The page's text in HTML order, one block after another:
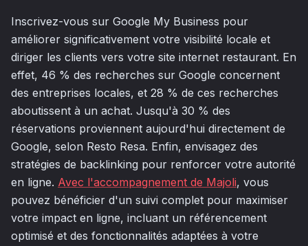
Inscrivez-vous sur Google My Business pour
améliorer significativement votre visibilité locale et
diriger les clients vers votre site internet restaurant. En
effet, 46 % des recherches sur Google concernent
des entreprises locales, et 28 % de ces recherches
aboutissent à un achat. Jusqu'à 30 % des
réservations proviennent aujourd'hui directement de
Google, selon Resto Resa. Enfin, envisagez des
stratégies de backlinking pour renforcer votre autorité
en ligne. Avec l'accompagnement de Majoli, vous
pouvez bénéficier d'un suivi complet pour maximiser
votre impact en ligne, incluant un référencement
optimisé et des fonctionnalités adaptées à votre